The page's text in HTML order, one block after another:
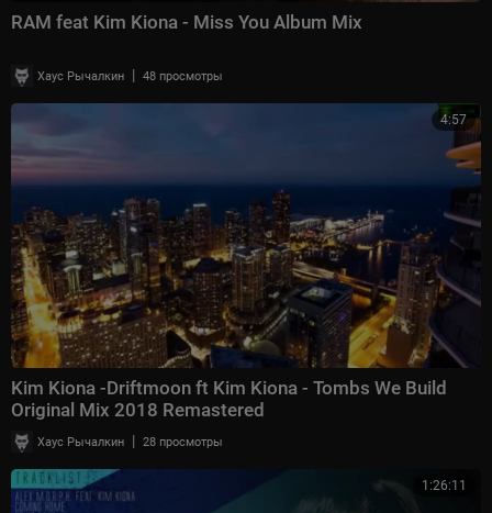
RAM feat Kim Kiona - Miss You Album Mix
Хаус Рычалкин | 48 просмотры
4:57
Kim Kiona -Driftmoon ft Kim Kiona - Tombs We Build
Original Mix 2018 Remastered
Хаус Рычалкин | 28 просмотры
1:26:11